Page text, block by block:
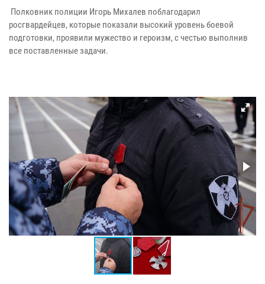
Полковник полиции Игорь Михалев поблагодарил
росгвардейцев, которые показали высокий уровень боевой
подготовки, проявили мужество и героизм, с честью выполнив
все поставленные задачи.